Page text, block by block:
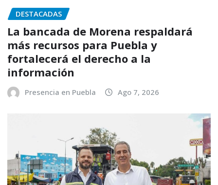
DESTACADAS
La bancada de Morena respaldará
más recursos para Puebla y
fortalecerá el derecho a la
información
Presencia en Puebla Ago 7, 2026